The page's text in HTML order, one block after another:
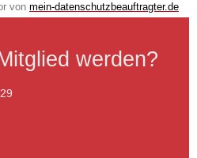
von mein-datenschutzbeauftragter.de
werden?